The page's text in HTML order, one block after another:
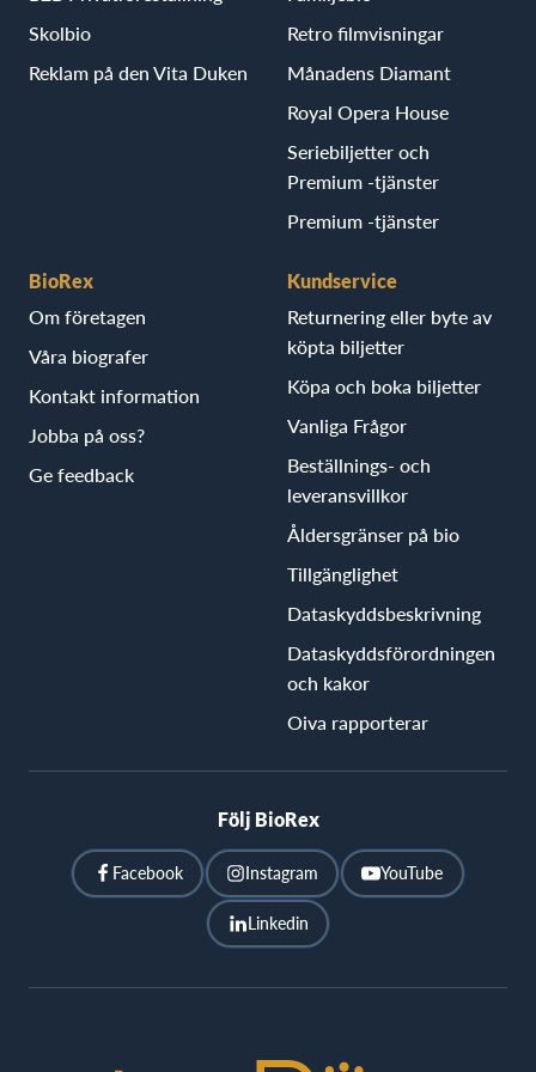
Skolbio
Reklam på den Vita Duken
Retro filmvisningar
Månadens Diamant
Royal Opera House
Seriebiljetter och
Premium -tjänster
Premium -tjänster
BioRex
Om företagen
Våra biografer
Kontakt information
Jobba på oss?
Ge feedback
Kundservice
Returnering eller byte av
köpta biljetter
Köpa och boka biljetter
Vanliga Frågor
Beställnings- och
leveransvillkor
Åldersgränser på bio
Tillgänglighet
Dataskyddsbeskrivning
Dataskyddsförordningen
och kakor
Oiva rapporterar
Följ BioRex
Facebook Instagram YouTube
Linkedin
Cinemas